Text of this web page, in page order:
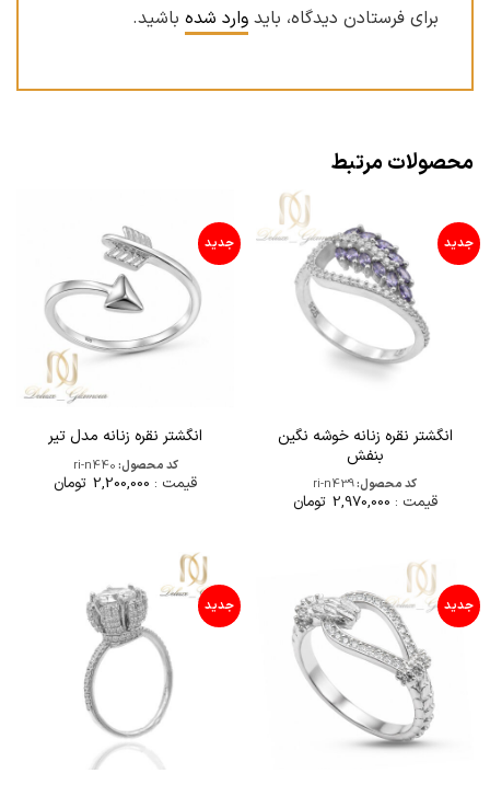
برای فرستادن دیدگاه، باید وارد شده باشید.
محصولات مرتبط
جدید
انگشتر نقره زنانه خوشه نگین
بنفش
کد محصول:ri-n439
قیمت : 2,970,000 تومان
جدید
انگشتر نقره زنانه مدل تیر
کد محصول:ri-n440
قیمت : 2,200,000 تومان
جدید جدید